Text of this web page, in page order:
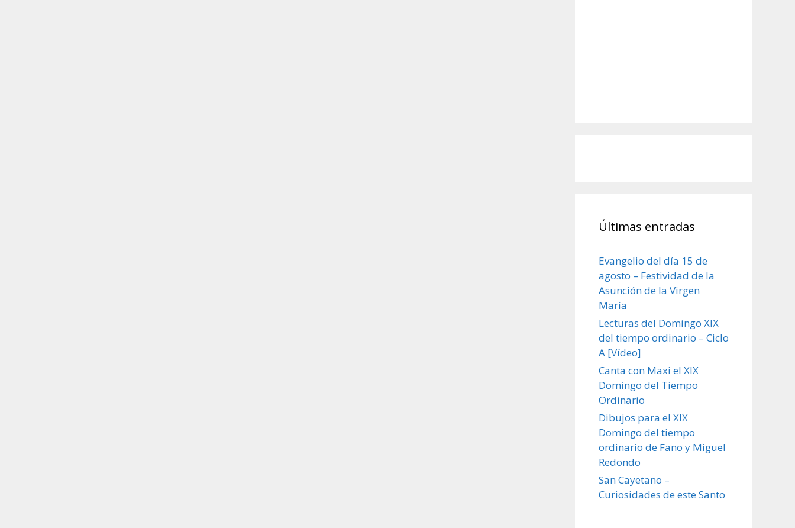
Últimas entradas
Evangelio del día 15 de
agosto – Festividad de la
Asunción de la Virgen
María
Lecturas del Domingo XIX
del tiempo ordinario – Ciclo
A [Vídeo]
Canta con Maxi el XIX
Domingo del Tiempo
Ordinario
Dibujos para el XIX
Domingo del tiempo
ordinario de Fano y Miguel
Redondo
San Cayetano –
Curiosidades de este Santo